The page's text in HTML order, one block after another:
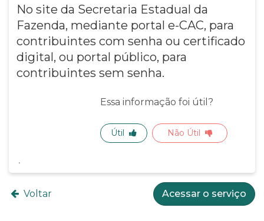
No site da Secretaria Estadual da
Fazenda, mediante portal e-CAC, para
contribuintes com senha ou certificado
digital, ou portal público, para
contribuintes sem senha.
Essa informação foi útil?
Útil Não Útil
Voltar Acessar o serviço